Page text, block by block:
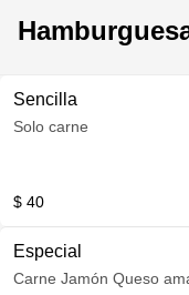
Sencilla
Solo carne
$ 40
Especial
Carne Jamón